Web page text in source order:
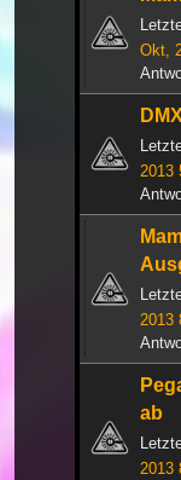
Okt,
2013
2013
ab
2013